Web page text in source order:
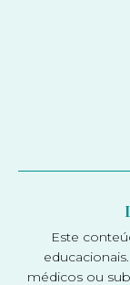
Este
médicos ou